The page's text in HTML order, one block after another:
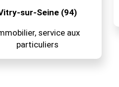
sur-Seine (94)
service aux
particuliers